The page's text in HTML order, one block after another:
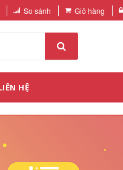
So sánh Giỏ hàng
HỆ